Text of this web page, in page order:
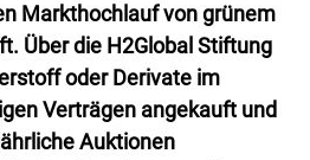
Markthochlauf von grünem
Über die H2Global Stiftung
oder Derivate im
Verträgen angekauft und
Auktionen